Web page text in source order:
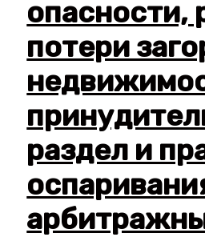
опасности,
потери
раздел и